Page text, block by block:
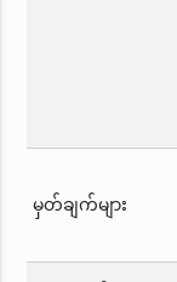
မှတ်ချက်များ